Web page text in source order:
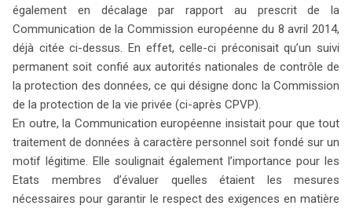
également en décalage par rapport au prescrit de la
Communication de la Commission européenne du 8 avril 2014,
déjà citée ci-dessus. En effet, celle-ci préconisait qu’un suivi
permanent soit confié aux autorités nationales de contrôle de
la protection des données, ce qui désigne donc la Commission
de la protection de la vie privée (ci-après CPVP).
En outre, la Communication européenne insistait pour que tout
traitement de données à caractère personnel soit fondé sur un
motif légitime. Elle soulignait également l’importance pour les
Etats membres d’évaluer quelles étaient les mesures
nécessaires pour garantir le respect des exigences en matière